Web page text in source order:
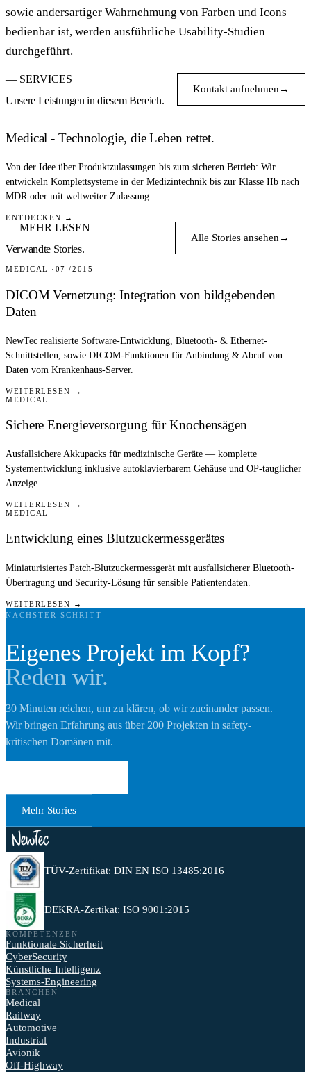
sowie andersartiger Wahrnehmung von Farben und Icons
bedienbar ist, werden ausführliche Usability-Studien
durchgeführt.
— SERVICES
Unsere Leistungen in diesem Bereich.
Kontakt aufnehmen →
Medical - Technologie, die Leben rettet.
Von der Idee über Produktzulassungen bis zum sicheren Betrieb: Wir
entwickeln Komplettsysteme in der Medizintechnik bis zur Klasse IIb nach
MDR oder mit weltweiter Zulassung.
ENTDECKEN →
— MEHR LESEN
Verwandte Stories.
Alle Stories ansehen →
MEDICAL 07 /2015
DICOM Vernetzung: Integration von bildgebenden
Daten
NewTec realisierte Software-Entwicklung, Bluetooth- & Ethernet-
Schnittstellen, sowie DICOM-Funktionen für Anbindung & Abruf von
Daten vom Krankenhaus-Server.
WEITERLESEN →
MEDICAL
Sichere Energieversorgung für Knochensägen
Ausfallsichere Akkupacks für medizinische Geräte — komplette
Systementwicklung inklusive autoklavierbarem Gehäuse und OP-tauglicher
Anzeige.
WEITERLESEN →
MEDICAL
Entwicklung eines Blutzuckermessgerätes
Miniaturisiertes Patch-Blutzuckermessgerät mit ausfallsicherer Bluetooth-
Übertragung und Security-Lösung für sensible Patientendaten.
WEITERLESEN →
NÄCHSTER SCHRITT
Eigenes Projekt im Kopf?
Reden wir.
30 Minuten reichen, um zu klären, ob wir zueinander passen.
Wir bringen Erfahrung aus über 200 Projekten in safety-
kritischen Domänen mit.
Mehr Stories
TÜV-Zertifikat: DIN EN ISO 13485:2016
DEKRA-Zertikat: ISO 9001:2015
KOMPETENZEN
Funktionale Sicherheit
CyberSecurity
Künstliche Intelligenz
Systems-Engineering
BRANCHEN
Medical
Railway
Automotive
Industrial
Avionik
Off-Highway